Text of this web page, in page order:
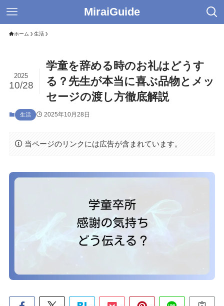
MiraiGuide
ホーム 生活
学童を辞める時のお礼はどうす
る？先生が本当に喜ぶ品物とメッ
セージの渡し方徹底解説
2025
10/28
生活 2025年10月28日
当ページのリンクには広告が含まれています。